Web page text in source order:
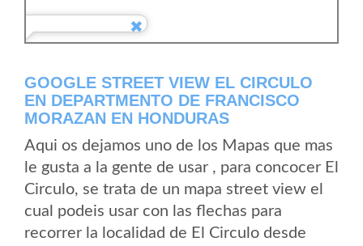
GOOGLE STREET VIEW EL CIRCULO
EN DEPARTMENTO DE FRANCISCO
MORAZAN EN HONDURAS
Aqui os dejamos uno de los Mapas que mas
le gusta a la gente de usar , para concocer El
Circulo, se trata de un mapa street view el
cual podeis usar con las flechas para
recorrer la localidad de El Circulo desde